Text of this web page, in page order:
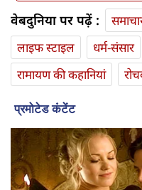
वेबदुनिया पर पढ़ें :
लाइफ स्‍टाइल
धर्म-संसार
रामायण की कहानियां